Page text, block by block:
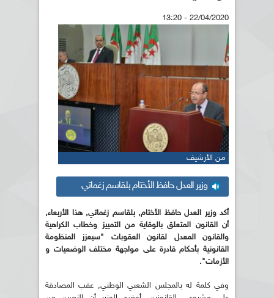
22/04/2020 - 13:20
من الأرشيف
وزير العدل حافظ الأختام بلقاسم زغماتي
أكد وزير العدل حافظ الأختام, بلقاسم زغماتي, هذا الأربعاء,
أن القانون المتعلق بالوقاية من التمييز وخطاب الكراهية
والقانون المعدل لقانون العقوبات "سيعزز المنظومة
القانونية بأحكام قادرة على مواجهة مختلف الوضعيات و
الأزمات".
وفي كلمة له بالمجلس الشعبي الوطني, عقب المصادقة